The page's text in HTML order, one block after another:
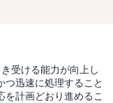
受ける能力が向上し
つ迅速に処理すること
計画どおり進めるこ